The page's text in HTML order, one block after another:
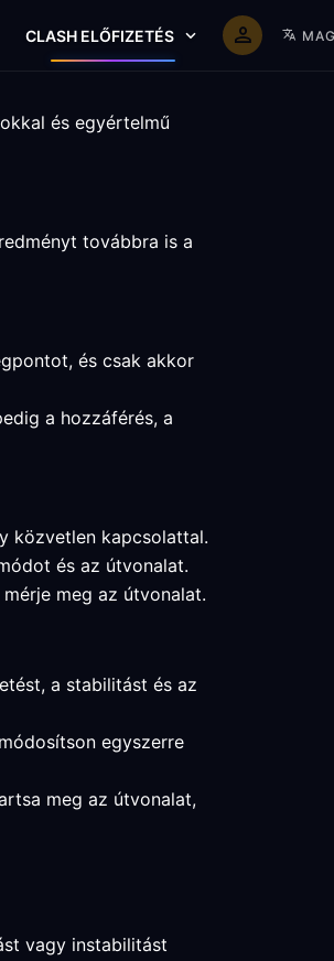
CLASH ELŐFIZETÉS
és egyértelmű
továbbra is a
és csak akkor
a hozzáférés, a
közvetlen kapcsolattal.
és az útvonalat.
meg az útvonalat.
a stabilitást és az
egyszerre
meg az útvonalat,
vagy instabilitást